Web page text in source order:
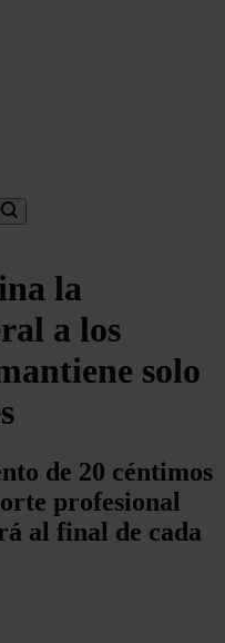
la
a los
solo
de 20 céntimos
profesional
al final de cada